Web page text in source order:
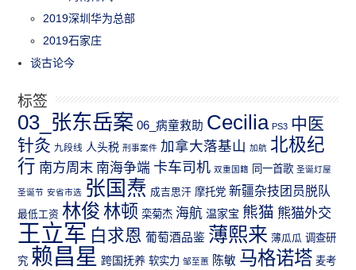
2019深圳华为总部
2019石家庄
谈古论今
标签
03_张东岳案 06_病童救助 Cecilia PS3 中医
针灸 九段线 人头税 刑事案件 加拿大落基山 加航 北极纪
行 南方周末 南海争端 卡车司机 双重国籍 同一首歌 圣诞灯屋
圣诞节 安省市选 张国焘 成吉思汗 摩托党 新疆杂技团员脱队
最低工资 林俊 林顿 栾菊杰 海航 温家宝 熊猫 熊猫外交
王立军 白求恩 葡萄酒品鉴 薄熙来 薄瓜瓜 调查研
究 赖昌星 跨国抚养 软实力 邹至蕙 陈敏 马格诺塔 麦考